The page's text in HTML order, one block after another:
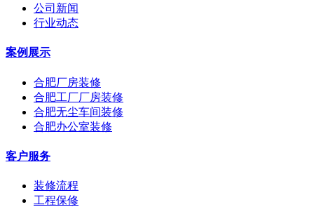
公司新闻
行业动态
案例展示
合肥厂房装修
合肥工厂厂房装修
合肥无尘车间装修
合肥办公室装修
客户服务
装修流程
工程保修